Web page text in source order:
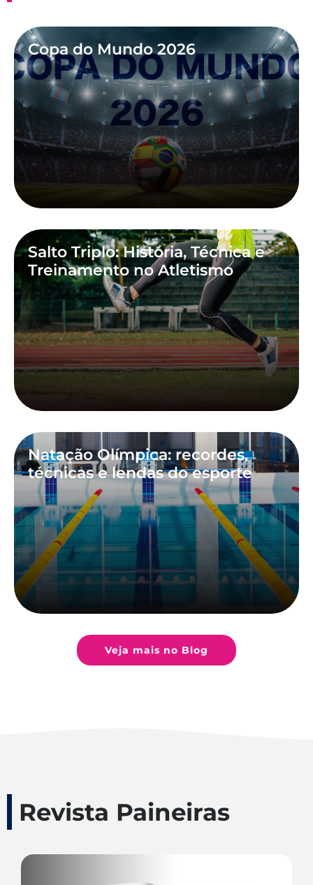
Copa do Mundo 2026
Salto Triplo: História, Técnica e
Treinamento no Atletismo
Natação Olímpica: recordes,
técnicas e lendas do esporte
Veja mais no Blog
Revista Paineiras